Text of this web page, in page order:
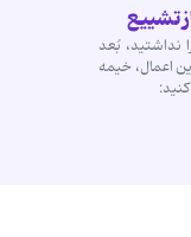
تشییع
نداشتید، بُعد
اعمال، خیمه